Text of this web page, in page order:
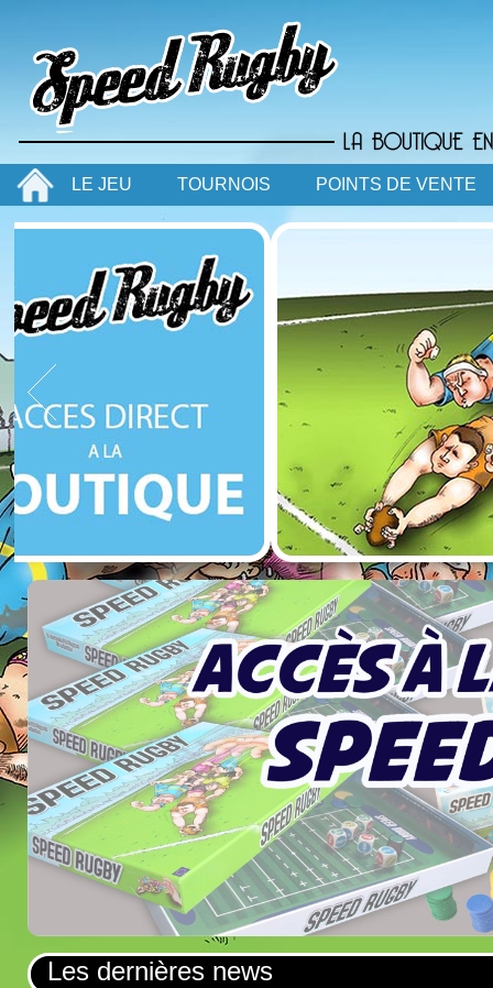
LE JEU TOURNOIS POINTS DE VENTE
Les dernières news